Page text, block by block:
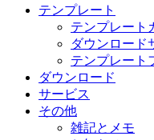
テンプレート
テンプレート
ダウンロード
テンプレート
ダウンロード
サービス
その他
雑記とメモ